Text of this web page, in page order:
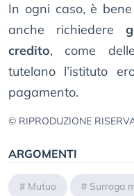
In ogni caso, è
anche richiedere
credito, come
tutelano l’istituto
pagamento.
© RIPRODUZIONE
ARGOMENTI
# Mutuo # Surroga